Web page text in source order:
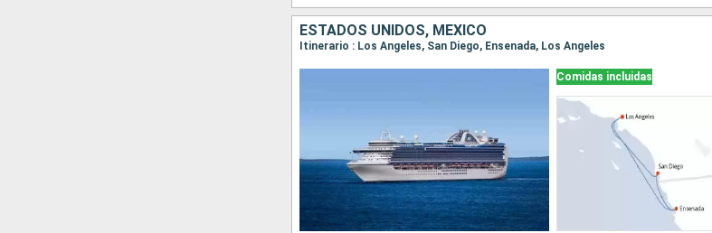
ESTADOS UNIDOS, MÉXICO
Itinerario : Los Angeles, San Diego, Ensenada, Los Angeles
Comidas incluidas